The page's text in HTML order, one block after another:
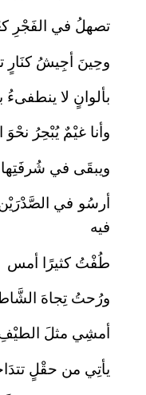
تصهلُ في الفَجْرِ
وحِينَ أجِيشُ كنَارٍ
بألوانٍ لا ينطفىءُ
وأنا غيْمٌ يُبْحِرُ نحْوَ
ويبقَى في شُرفَتِها
أرسُو في
فيه
طُفْتُ كثيرًا أمس
ورُحتُ تِجاهَ
أمشِي مثلَ
يأتِي من حقْلٍ